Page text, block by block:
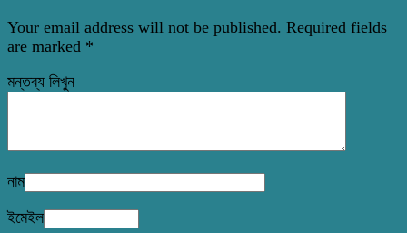
Your email address will not be published. Required fields
are marked *
মন্তব্য লিখুন
নাম
ইমেইল